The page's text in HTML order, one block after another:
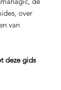
over
van
deze gids